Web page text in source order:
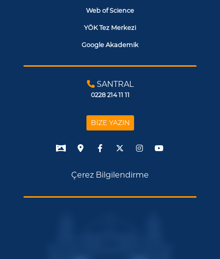
Web of Science
YÖK Tez Merkezi
Google Akademik
SANTRAL
0228 214 11 11
BİZE YAZIN
Çerez Bilgilendirme